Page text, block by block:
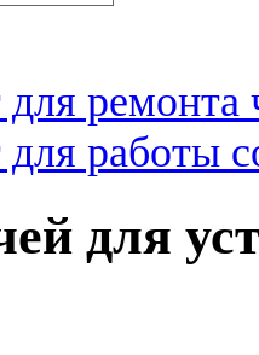
ремонта
работы
для